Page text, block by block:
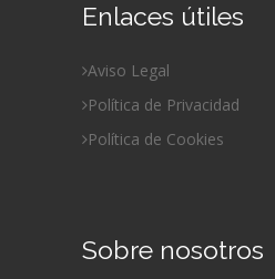
Enlaces útiles
Aviso Legal
Política de Privacidad
Política de Cookies
Sobre nosotros